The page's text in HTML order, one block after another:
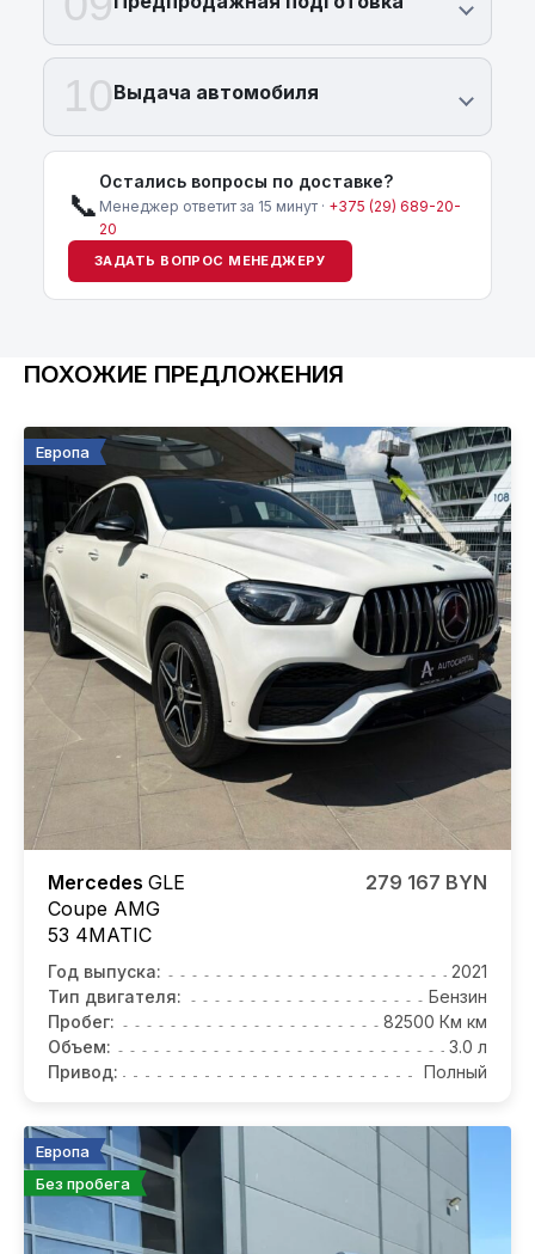
10Выдача автомобиля
📞
Остались вопросы по доставке?
Менеджер ответит за 15 минут · +375 (29) 689-20-
20
ЗАДАТЬ ВОПРОС МЕНЕДЖЕРУ
ПОХОЖИЕ ПРЕДЛОЖЕНИЯ
Европа
Mercedes GLE
Coupe AMG
53 4MATIC
279 167 BYN
Год выпуска:
2021
Тип двигателя:
Бензин
Пробег:
82500 Км км
Объем:
3.0 л
Привод:
Полный
Европа
Без пробега